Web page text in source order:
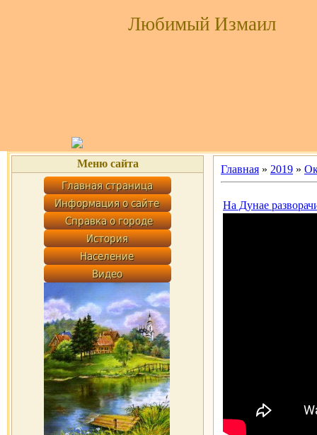
Любимый Измаил
Меню сайта Главная » 2019 »
На Дунае